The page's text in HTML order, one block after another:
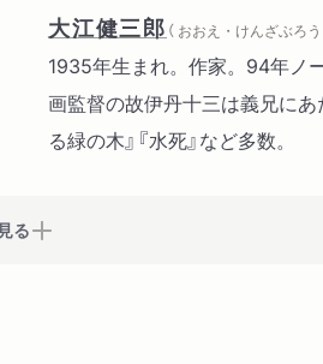
大江健三郎 （ おおえ・けんざぶろう
1935年生まれ。作家。94年ノ
画監督の故伊丹十三は義兄にあ
る緑の木』『水死』など多数。
る